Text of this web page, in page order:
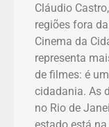
Cláudio
regiões fora
Cinema da
representa
de filmes: é
cidadania. As
no Rio de
estado está